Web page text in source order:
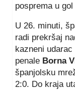
posprema u
U 26. minuti,
radi prekršaj
kazneni
penale Borna
španjolsku
2:0. Do kraja